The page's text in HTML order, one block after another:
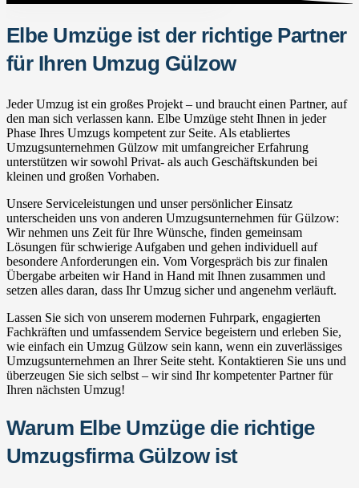
Elbe Umzüge ist der richtige Partner
für Ihren Umzug Gülzow
Jeder Umzug ist ein großes Projekt – und braucht einen Partner, auf
den man sich verlassen kann. Elbe Umzüge steht Ihnen in jeder
Phase Ihres Umzugs kompetent zur Seite. Als etabliertes
Umzugsunternehmen Gülzow mit umfangreicher Erfahrung
unterstützen wir sowohl Privat- als auch Geschäftskunden bei
kleinen und großen Vorhaben.
Unsere Serviceleistungen und unser persönlicher Einsatz
unterscheiden uns von anderen Umzugsunternehmen für Gülzow:
Wir nehmen uns Zeit für Ihre Wünsche, finden gemeinsam
Lösungen für schwierige Aufgaben und gehen individuell auf
besondere Anforderungen ein. Vom Vorgespräch bis zur finalen
Übergabe arbeiten wir Hand in Hand mit Ihnen zusammen und
setzen alles daran, dass Ihr Umzug sicher und angenehm verläuft.
Lassen Sie sich von unserem modernen Fuhrpark, engagierten
Fachkräften und umfassendem Service begeistern und erleben Sie,
wie einfach ein Umzug Gülzow sein kann, wenn ein zuverlässiges
Umzugsunternehmen an Ihrer Seite steht. Kontaktieren Sie uns und
überzeugen Sie sich selbst – wir sind Ihr kompetenter Partner für
Ihren nächsten Umzug!
Warum Elbe Umzüge die richtige
Umzugsfirma Gülzow ist